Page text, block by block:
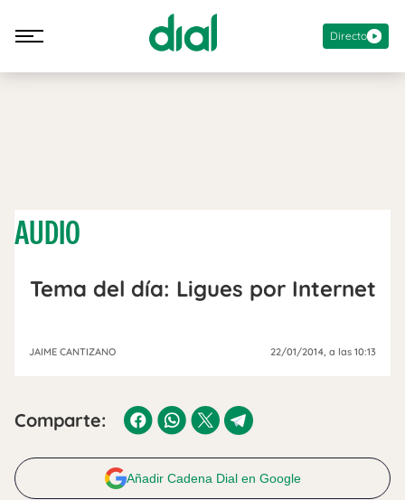
Directo
AUDIO
Tema del día: Ligues por Internet
JAIME CANTIZANO 22/01/2014, a las 10:13
Comparte:
Añadir Cadena Dial en Google